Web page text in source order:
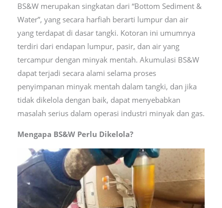
BS&W merupakan singkatan dari “Bottom Sediment &
Water”, yang secara harfiah berarti lumpur dan air
yang terdapat di dasar tangki. Kotoran ini umumnya
terdiri dari endapan lumpur, pasir, dan air yang
tercampur dengan minyak mentah. Akumulasi BS&W
dapat terjadi secara alami selama proses
penyimpanan minyak mentah dalam tangki, dan jika
tidak dikelola dengan baik, dapat menyebabkan
masalah serius dalam operasi industri minyak dan gas.
Mengapa BS&W Perlu Dikelola?